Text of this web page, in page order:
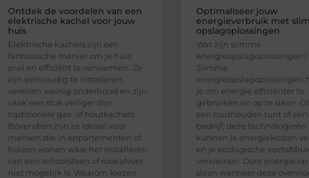
Ontdek de voordelen van een
elektrische kachel voor jouw
huis
Elektrische kachels zijn een
fantastische manier om je huis
snel en efficiënt te verwarmen. Ze
zijn eenvoudig te installeren,
vereisen weinig onderhoud en zijn
vaak een stuk veiliger dan
traditionele gas- of houtkachels.
Bovendien zijn ze ideaal voor
mensen die in appartementen of
huizen wonen waar het installeren
van een schoorsteen of rookafvoer
niet mogelijk is. Waarom kiezen
Optimaliseer jouw
energieverbruik met
opslagoplossingen
Wat zijn slimme
energieopslagoplossingen?
Slimme
energieopslagoplossingen
je om energie efficiënter te
gebruiken en op te slaan.
een huishouden runt of een
bedrijf, deze technologieën
kunnen je energiekosten
en je ecologische
verkleinen. Door energie
slaan wanneer deze